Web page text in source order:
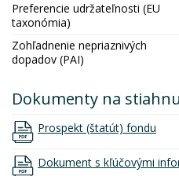
Preferencie udržateľnosti (EU
taxonómia)
Zohľadnenie nepriaznivých
dopadov (PAI)
Dokumenty na
Prospekt (štatút) fondu
Dokument s kľúčovými